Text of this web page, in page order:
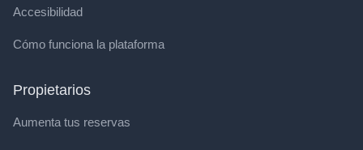
Accesibilidad
Cómo funciona la plataforma
Propietarios
Aumenta tus reservas